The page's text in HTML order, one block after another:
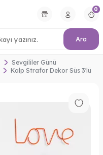
Ara
0
Sevgililer Günü
Kalp Strafor Dekor Süs 3'lü